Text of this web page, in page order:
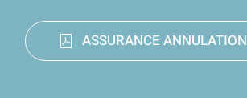
ASSURANCE ANNULATION